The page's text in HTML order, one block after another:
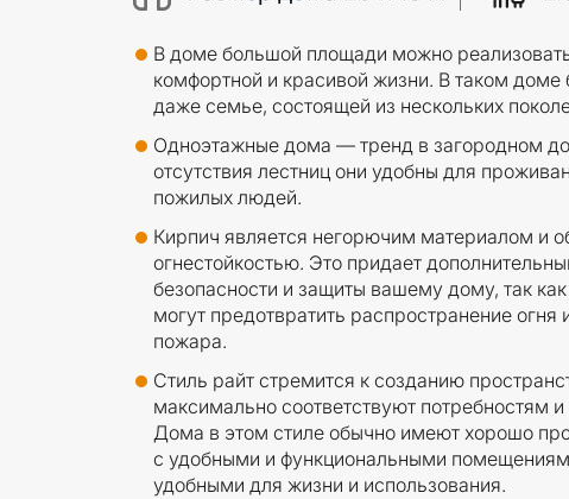
В доме большой площади можно
комфортной и красивой жизни. В таком доме
даже семье, состоящей из нескольких
Одноэтажные дома — тренд в загородном
отсутствия лестниц они удобны для
пожилых людей.
Кирпич является негорючим материалом и
огнестойкостью. Это придает
безопасности и защиты вашему дому, так
могут предотвратить распространение
пожара.
Стиль райт стремится к созданию
максимально соответствуют потребностям
Дома в этом стиле обычно имеют хорошо
с удобными и функциональными
удобными для жизни и использования.